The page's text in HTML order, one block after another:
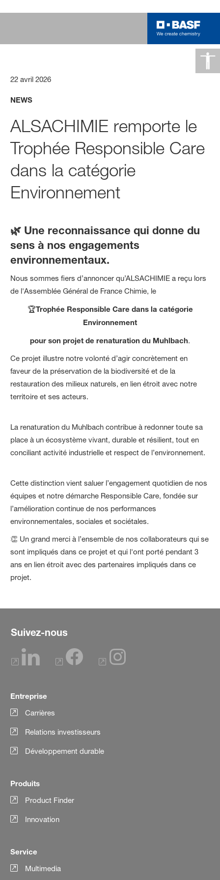
22 avril 2026
NEWS
ALSACHIMIE remporte le
Trophée Responsible Care
dans la catégorie
Environnement
🌿 Une reconnaissance qui donne du
sens à nos engagements
environnementaux.
Nous sommes fiers d’annoncer qu’ALSACHIMIE a reçu lors
de l'Assemblée Général de France Chimie, le
🏆Trophée Responsible Care dans la catégorie
Environnement
pour son projet de renaturation du Muhlbach.
Ce projet illustre notre volonté d’agir concrètement en
faveur de la préservation de la biodiversité et de la
restauration des milieux naturels, en lien étroit avec notre
territoire et ses acteurs.
La renaturation du Muhlbach contribue à redonner toute sa
place à un écosystème vivant, durable et résilient, tout en
conciliant activité industrielle et respect de l’environnement.
Cette distinction vient saluer l’engagement quotidien de nos
équipes et notre démarche Responsible Care, fondée sur
l’amélioration continue de nos performances
environnementales, sociales et sociétales.
👏 Un grand merci à l’ensemble de nos collaborateurs qui se
sont impliqués dans ce projet et qui l'ont porté pendant 3
ans en lien étroit avec des partenaires impliqués dans ce
projet.
Suivez-nous
Entreprise
Carrières
Relations investisseurs
Développement durable
Produits
Product Finder
Innovation
Service
Multimedia